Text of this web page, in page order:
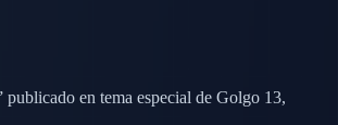
en tema especial de Golgo 13,